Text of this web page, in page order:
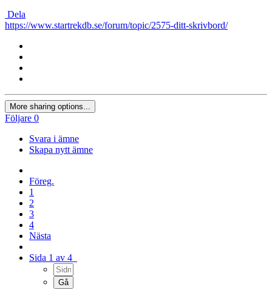
Dela
https://www.startrekdb.se/forum/topic/2575-ditt-skrivbord/
More sharing options...
Följare 0
Svara i ämne
Skapa nytt ämne
Föreg.
1
2
3
4
Nästa
Sida 1 av 4